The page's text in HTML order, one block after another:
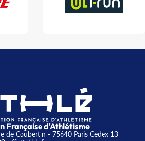
Française d'Athlétisme
de Coubertin - 75640 Paris Cedex 13